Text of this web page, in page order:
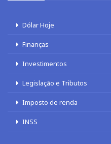
Dólar Hoje
Finanças
Investimentos
Legislação e Tributos
Imposto de renda
INSS